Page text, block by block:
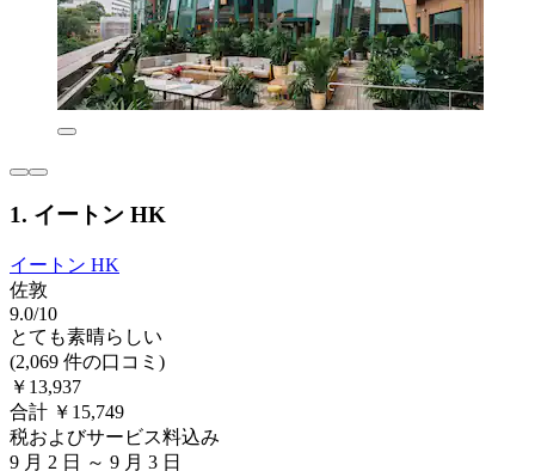
1. イートン HK
イートン HK
佐敦
9.0/10
とても素晴らしい
(2,069 件の口コミ)
￥13,937
合計 ￥15,749
税およびサービス料込み
9 月 2 日 ～ 9 月 3 日